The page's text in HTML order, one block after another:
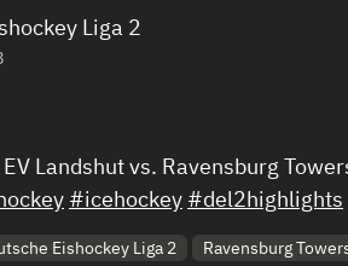
Liga 2
Landshut vs. Ravensburg
#icehockey #del2highlights
Eishockey Liga 2 Ravensburg